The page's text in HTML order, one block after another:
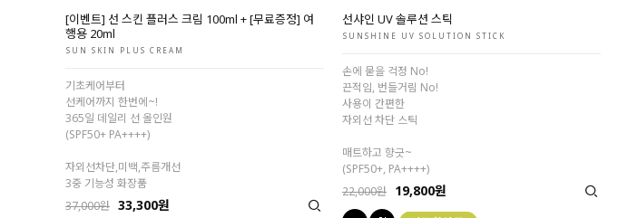
[이벤트] 선 스킨 플러스 크림 100ml + [무료증정] 여
행용 20ml
SUN SKIN PLUS CREAM
기초케어부터
선케어까지 한번에~!
365일 데일리 선 올인원
(SPF50+ PA++++)
자외선차단,미백,주름개선
3중 기능성 화장품
37,000원 33,300원
선샤인 UV 솔루션 스틱
SUNSHINE UV SOLUTION STICK
손에 묻을 걱정 No!
끈적임, 번들거림 No!
사용이 간편한
자외선 차단 스틱
매트하고 향긋~
(SPF50+, PA++++)
22,000원 19,800원